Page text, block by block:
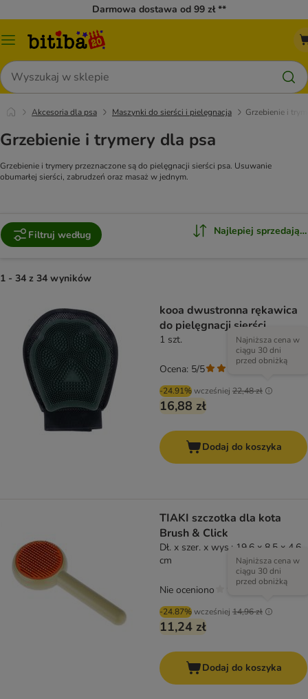
Darmowa dostawa od 99 zł **
Menu
Szukaj
Akcesoria dla psa Maszynki do sierści i pielęgnacja Grzebienie i
Grzebienie i trymery dla psa
Grzebienie i trymery przeznaczone są do pielęgnacji sierści psa. Usuwanie
obumarłej sierści, zabrudzeń oraz masaż w jednym.
Filtruj według Najlepiej
1 - 34 z 34 wyników
kooa dwustronna rękawica
do pielęgnacji sierści
1 szt.
-24.91%wcześniej 22,48 zł
Najniższa cena w
ciągu 30 dni
przed obniżką
16,88 zł
Ocena: 5/5
Dodaj do koszyka
TIAKI szczotka dla kota
Brush & Click
Dł. x szer. x wys.: 19,6 x 8,5 x 4,6
cm
-24.87%wcześniej 14,96 zł
Najniższa cena w
ciągu 30 dni
przed obniżką
11,24 zł
Nie oceniono
Dodaj do koszyka